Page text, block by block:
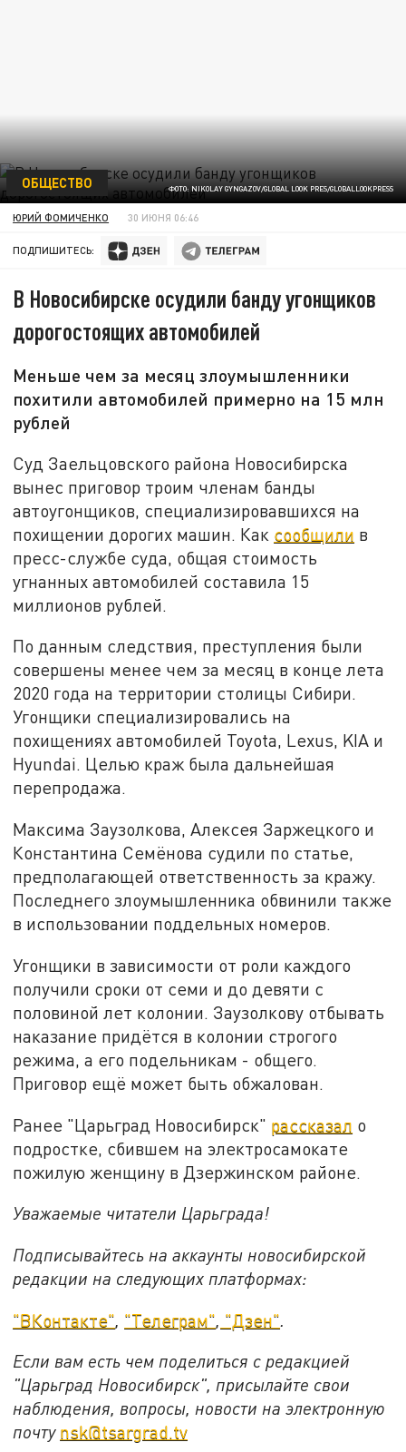
ФОТО: NIKOLAY GYNGAZOV/GLOBAL LOOK PRES/GLOBALLOOKPRESS
ОБЩЕСТВО
ЮРИЙ ФОМИЧЕНКО 30 ИЮНЯ 06:46
ПОДПИШИТЕСЬ:
В Новосибирске осудили банду угонщиков
дорогостоящих автомобилей
Меньше чем за месяц злоумышленники
похитили автомобилей примерно на 15 млн
рублей
Суд Заельцовского района Новосибирска
вынес приговор троим членам банды
автоугонщиков, специализировавшихся на
похищении дорогих машин. Как сообщили в
пресс-службе суда, общая стоимость
угнанных автомобилей составила 15
миллионов рублей.
По данным следствия, преступления были
совершены менее чем за месяц в конце лета
2020 года на территории столицы Сибири.
Угонщики специализировались на
похищениях автомобилей Toyota, Lexus, KIA и
Hyundai. Целью краж была дальнейшая
перепродажа.
Максима Заузолкова, Алексея Заржецкого и
Константина Семёнова судили по статье,
предполагающей ответственность за кражу.
Последнего злоумышленника обвинили также
в использовании поддельных номеров.
Угонщики в зависимости от роли каждого
получили сроки от семи и до девяти с
половиной лет колонии. Заузолкову отбывать
наказание придётся в колонии строгого
режима, а его подельникам - общего.
Приговор ещё может быть обжалован.
Ранее "Царьград Новосибирск" рассказал о
подростке, сбившем на электросамокате
пожилую женщину в Дзержинском районе.
Уважаемые читатели Царьграда!
Подписывайтесь на аккаунты новосибирской
редакции на следующих платформах:
"ВКонтакте" "Телеграм" "Дзен"
Если вам есть чем поделиться с редакцией
"Царьград Новосибирск", присылайте свои
наблюдения, вопросы, новости на электронную
почту nsk@tsargrad.tv